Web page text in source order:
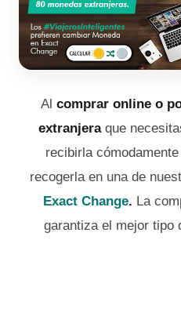
Al comprar online o
extranjera que
recibirla
recogerla en una de
Exact Change. La
garantiza el mejor tipo